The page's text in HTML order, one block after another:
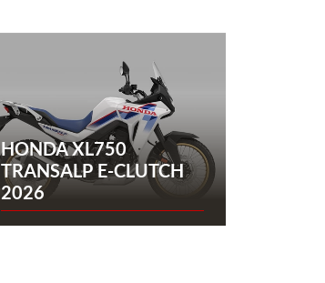
HONDA XL750
TRANSALP E-CLUTCH
2026